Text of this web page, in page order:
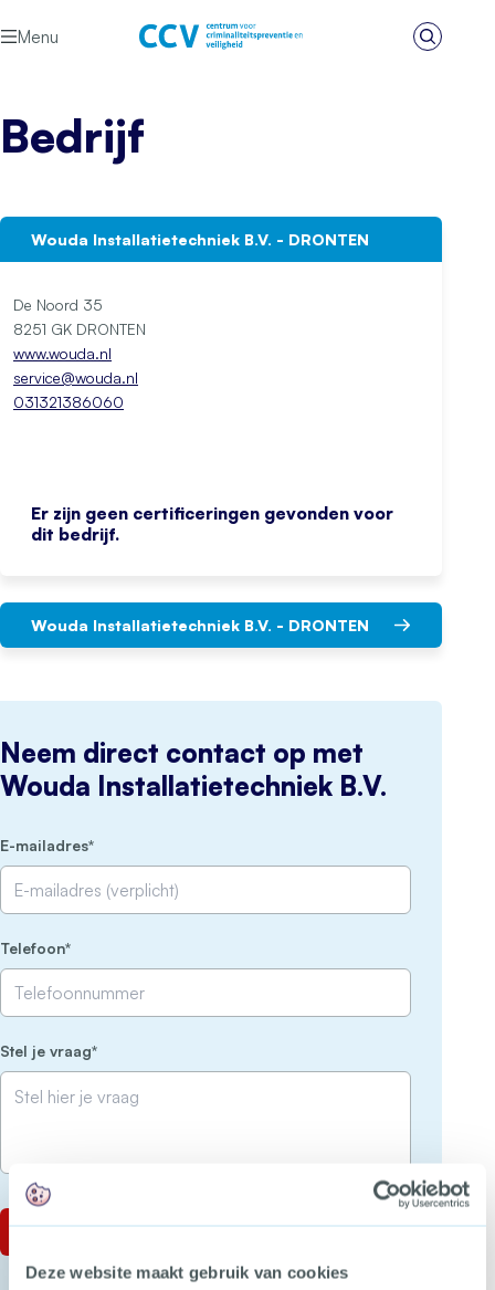
Deze website maakt gebruik van cookies
Menu
Zoeken
Bedrijf
Neem direct contact op met
Wouda Installatietechniek B.V.
E-mailadres
Telefoon
Stel je vraag
Wouda Installatietechniek B.V. - DRONTEN
De Noord 35
8251 GK DRONTEN
www.wouda.nl
service@wouda.nl
031321386060
Er zijn geen certificeringen gevonden voor
dit bedrijf.
Wouda Installatietechniek B.V. - DRONTEN